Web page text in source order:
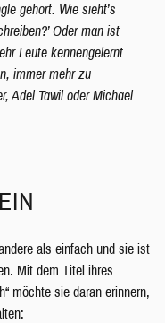
gehört. Wie sieht’s
Oder man ist
Leute kennengelernt
immer mehr zu
Adel Tawil oder Michael
als einfach und sie ist
Mit dem Titel ihres
möchte sie daran erinnern,